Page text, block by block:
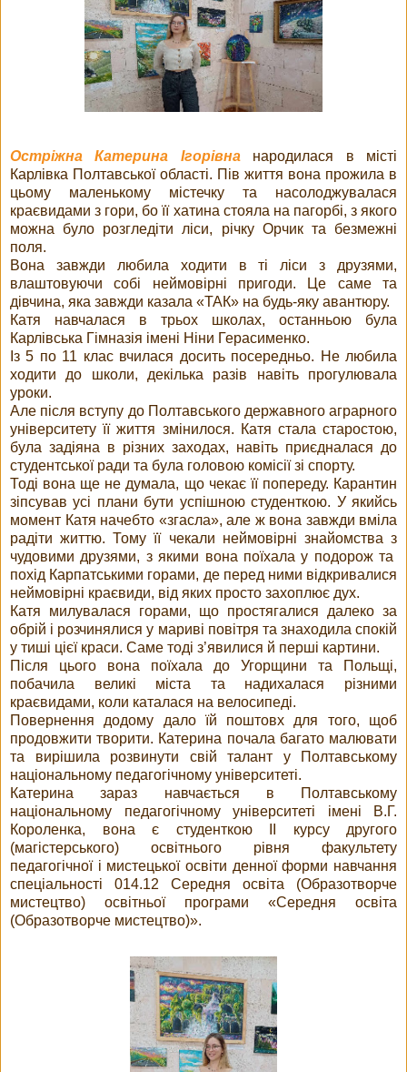
Остріжна Катерина Ігорівна
народилася в місті
Карлівка Полтавської області. Пів життя вона прожила в
цьому маленькому містечку та насолоджувалася
краєвидами з гори, бо її хатина стояла на пагорбі, з якого
можна було розгледіти ліси, річку Орчик та безмежні
поля.
Вона завжди любила ходити в ті ліси з друзями,
влаштовуючи собі неймовірні пригоди. Це саме та
дівчина, яка завжди казала «ТАК» на будь-яку авантюру.
Катя навчалася в трьох школах, останньою була
Карлівська Гімназія імені Ніни Герасименко.
Із 5 по 11 клас вчилася досить посередньо. Не любила
ходити до школи, декілька разів навіть прогулювала
уроки.
Але після вступу до Полтавського державного аграрного
університету її життя змінилося. Катя стала старостою,
була задіяна в різних заходах, навіть приєдналася до
студентської ради та була головою комісії зі спорту.
Тоді вона ще не думала, що чекає її попереду. Карантин
зіпсував усі плани бути успішною студенткою. У якийсь
момент Катя начебто «згасла», але ж вона завжди вміла
радіти життю. Тому її чекали неймовірні знайомства з
чудовими друзями, з якими вона поїхала у подорож та
похід Карпатськими горами, де перед ними відкривалися
неймовірні краєвиди, від яких просто захоплює дух.
Катя милувалася горами, що простягалися далеко за
обрій і розчинялися у мариві повітря та знаходила спокій
у тиші цієї краси. Саме тоді з’явилися й перші картини.
Після цього вона поїхала до Угорщини та Польщі,
побачила великі міста та надихалася різними
краєвидами, коли каталася на велосипеді.
Повернення додому дало їй поштовх для того, щоб
продовжити творити. Катерина почала багато малювати
та вирішила розвинути свій талант у Полтавському
національному педагогічному університеті.
Катерина зараз навчається в Полтавському
національному педагогічному університеті імені В.Г.
Короленка, вона є студенткою ІІ курсу другого
(магістерського) освітнього рівня факультету
педагогічної і мистецької освіти денної форми навчання
спеціальності 014.12 Середня освіта (Образотворче
мистецтво) освітньої програми «Середня освіта
(Образотворче мистецтво)».